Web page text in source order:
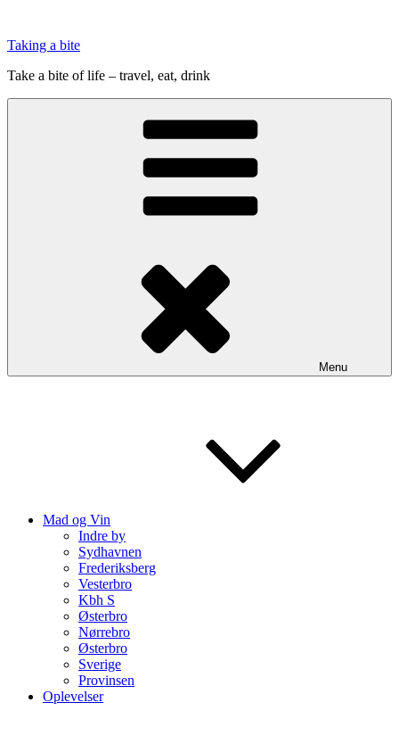
indhold
Taking a bite
Take a bite of life – travel, eat, drink
Menu
Mad og Vin
Indre by
Sydhavnen
Frederiksberg
Vesterbro
Kbh S
Østerbro
Nørrebro
Østerbro
Sverige
Provinsen
Oplevelser